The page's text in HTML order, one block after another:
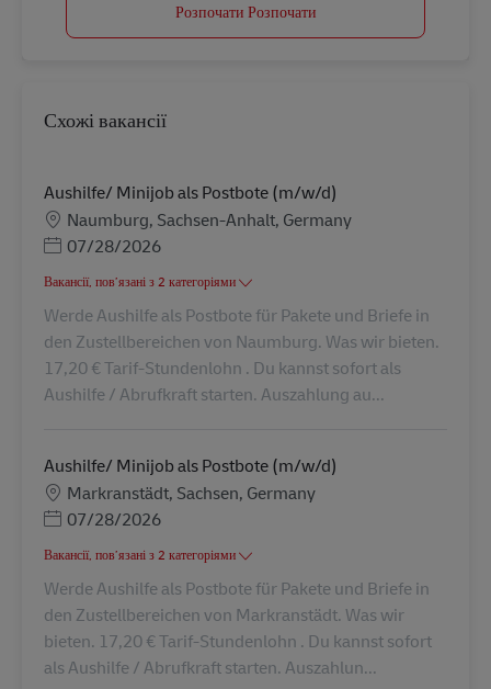
Розпочати Розпочати
Схожі вакансії
Aushilfe/ Minijob als Postbote (m/w/d)
Місцезнаходження
Naumburg, Sachsen-Anhalt, Germany
Posted Date
07/28/2026
Вакансії, пов’язані з 2 категоріями
Werde Aushilfe als Postbote für Pakete und Briefe in
den Zustellbereichen von Naumburg. Was wir bieten.
17,20 € Tarif-Stundenlohn . Du kannst sofort als
Aushilfe / Abrufkraft starten. Auszahlung au...
Aushilfe/ Minijob als Postbote (m/w/d)
Місцезнаходження
Markranstädt, Sachsen, Germany
Posted Date
07/28/2026
Вакансії, пов’язані з 2 категоріями
Werde Aushilfe als Postbote für Pakete und Briefe in
den Zustellbereichen von Markranstädt. Was wir
bieten. 17,20 € Tarif-Stundenlohn . Du kannst sofort
als Aushilfe / Abrufkraft starten. Auszahlun...